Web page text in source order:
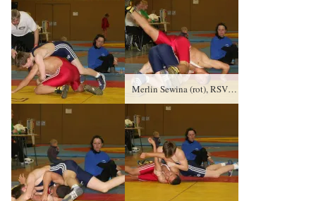
Merlin Sewina (rot), RSV Rotation Greiz